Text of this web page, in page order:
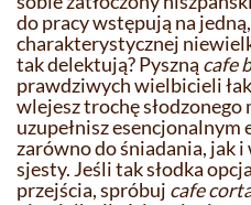
do pracy wstępują na
charakterystycznej
tak delektują? Pyszną cafe
prawdziwych wielbicieli
wlejesz trochę słodzonego
uzupełnisz esencjonalnym
zarówno do śniadania, jak
sjesty. Jeśli tak słodka
przejścia, spróbuj cafe